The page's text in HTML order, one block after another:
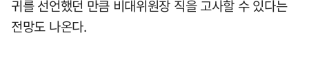
귀를 선언했던 만큼 비대위원장 직을 고사할 수 있다는
전망도 나온다.